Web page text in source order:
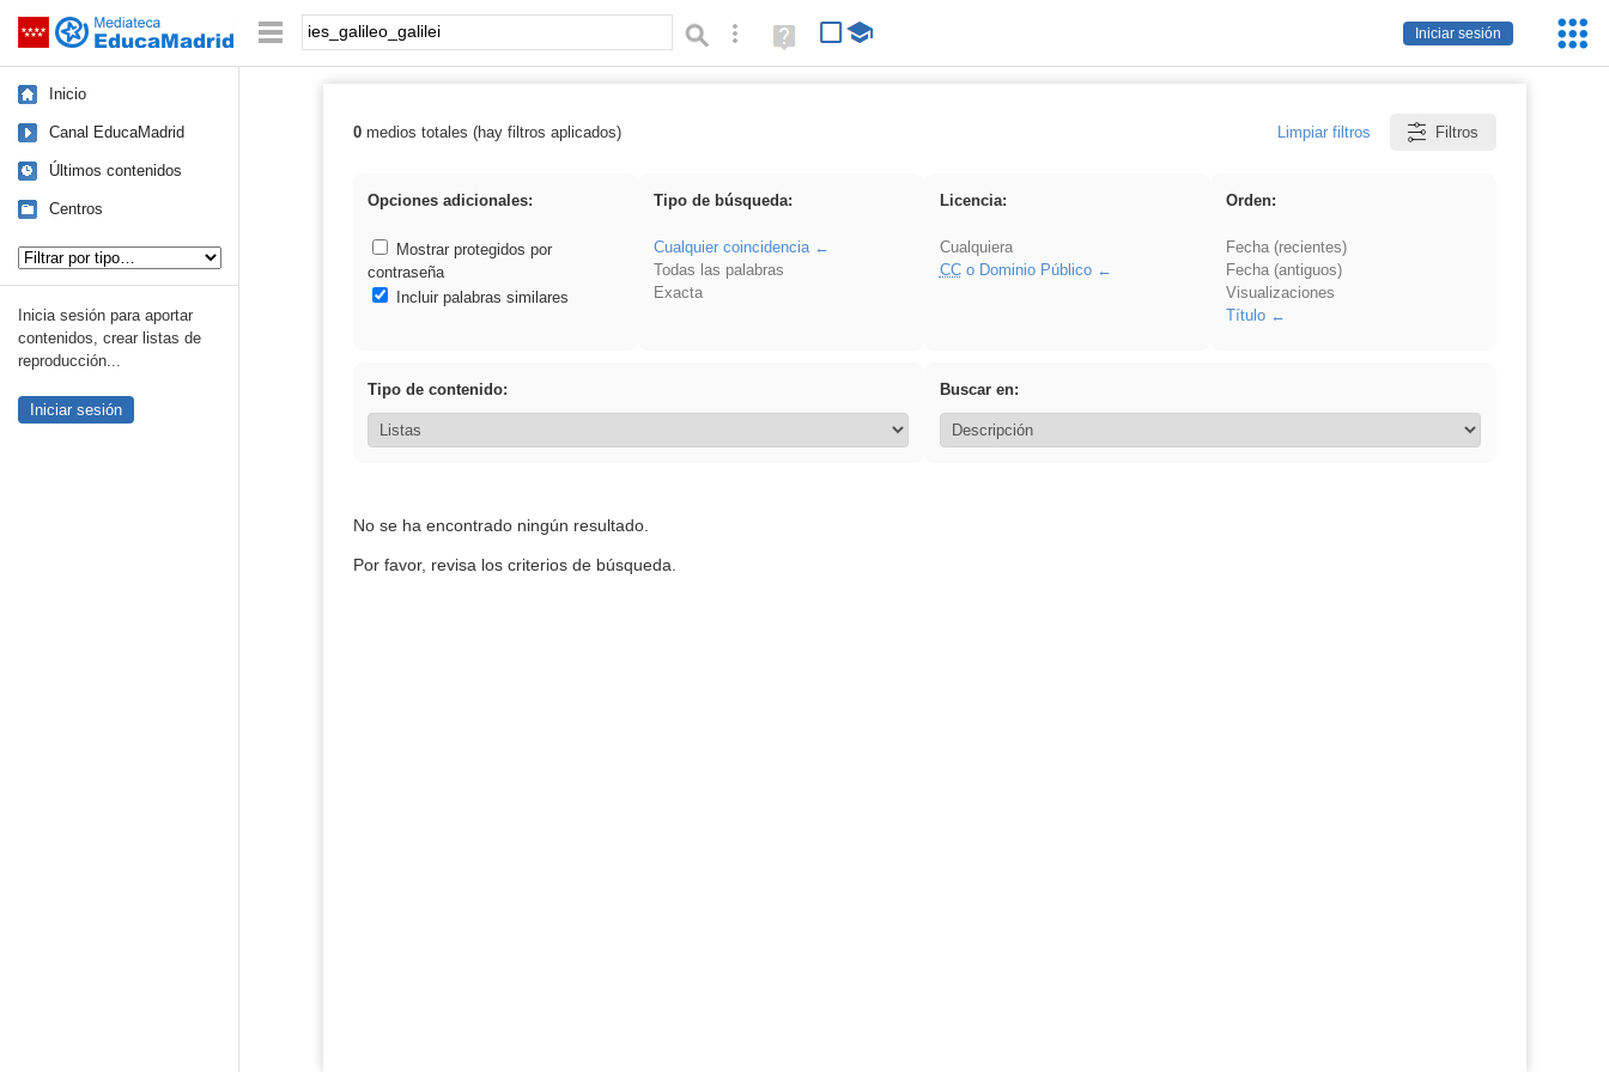
Saltar navegación
Iniciar sesión
Palabra o frase: Búsqueda avanzada
Ayuda
(en
Inicio
Canal EducaMadrid
Últimos contenidos
Centros
Inicia sesión para aportar
contenidos, crear listas de
reproducción...
Iniciar sesión
Resultados de: ies_galileo_galilei
0medios totales (hay filtros aplicados) Limpiar filtros Filtros
Opciones adicionales:
Mostrar protegidos por
contraseña
Incluir palabras similares
Tipo de búsqueda:
Cualquier coincidencia
Todas las palabras
Exacta
Licencia:
Cualquiera
CCo Dominio Público
Orden:
Fecha (recientes)
Fecha (antiguos)
Visualizaciones
Título
Tipo de contenido: Buscar en:
No se ha encontrado ningún resultado.
Por favor, revisa los criterios de búsqueda.